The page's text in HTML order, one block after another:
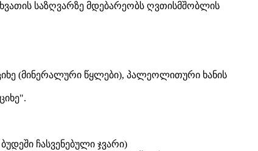
საზღვარზე მდებარეობს ღვთისმშობლის
(მინერალური წყლები), პალეოლითური ხანის
ჩასვენებული ჯვარი)